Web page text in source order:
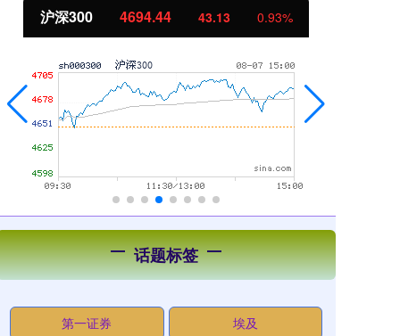
北证50 1134.24 11.37 1.01%
话题标签
第一证券 埃及